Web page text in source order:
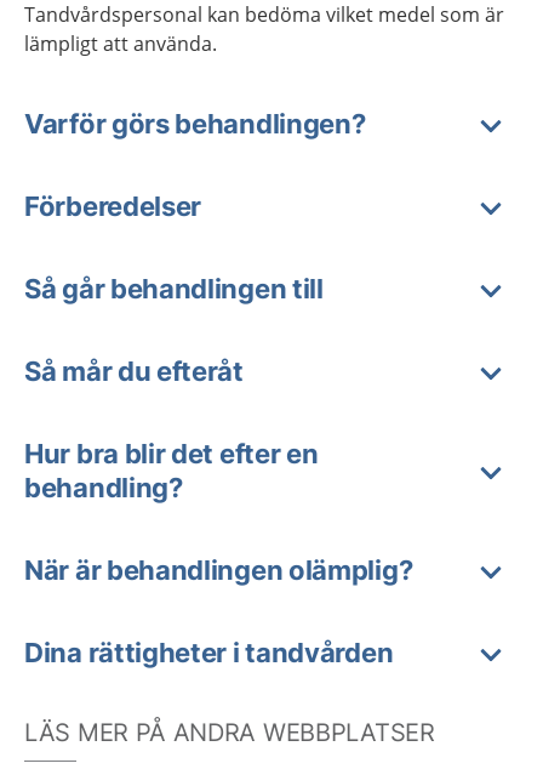
Tandvårdspersonal kan bedöma vilket medel som är
lämpligt att använda.
Varför görs behandlingen?
Förberedelser
Så går behandlingen till
Så mår du efteråt
Hur bra blir det efter en
behandling?
När är behandlingen olämplig?
Dina rättigheter i tandvården
LÄS MER PÅ ANDRA WEBBPLATSER